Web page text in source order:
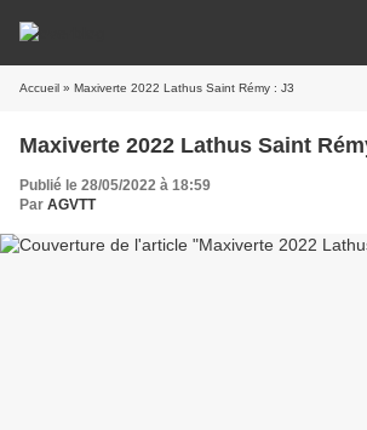
Accueil » Maxiverte 2022 Lathus Saint Rémy : J3
Maxiverte 2022 Lathus Saint
Publié le 28/05/2022 à 18:59
Par AGVTT